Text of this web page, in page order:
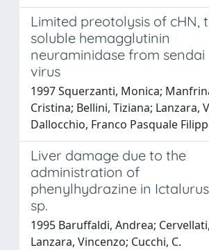
Limited preotolysis of cHN,
soluble hemagglutinin
neuraminidase from sendai
virus
1997 Squerzanti, Monica;
Cristina; Bellini, Tiziana; Lanzara,
Dallocchio, Franco Pasquale
Liver damage due to the
administration of
phenylhydrazine in Ictalurus
sp.
1995 Baruffaldi, Andrea;
Lanzara, Vincenzo; Cucchi, C.